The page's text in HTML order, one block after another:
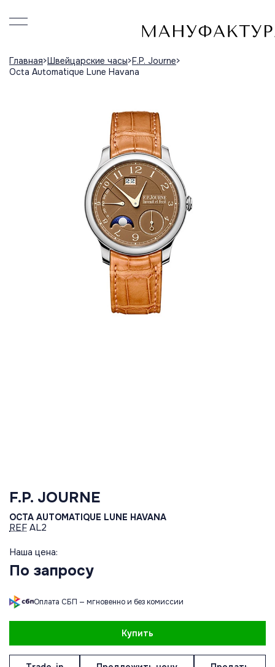
Главная Швейцарские часы F.P. Journe
Octa Automatique Lune Havana
F.P. JOURNE
OCTA AUTOMATIQUE LUNE HAVANA
REF AL2
Наша цена:
По запросу
Оплата СБП — мгновенно и без комиссии
Купить